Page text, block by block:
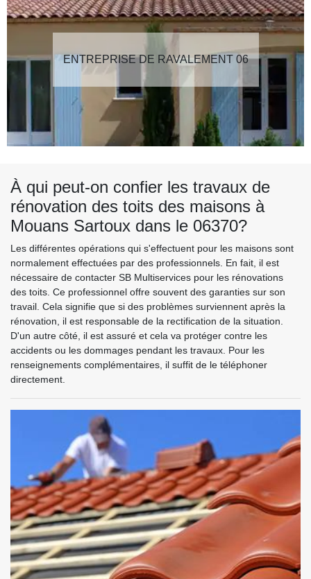
ENTREPRISE DE RAVALEMENT 06
À qui peut-on confier les travaux de
rénovation des toits des maisons à
Mouans Sartoux dans le 06370?
Les différentes opérations qui s'effectuent pour les maisons sont
normalement effectuées par des professionnels. En fait, il est
nécessaire de contacter SB Multiservices pour les rénovations
des toits. Ce professionnel offre souvent des garanties sur son
travail. Cela signifie que si des problèmes surviennent après la
rénovation, il est responsable de la rectification de la situation.
D'un autre côté, il est assuré et cela va protéger contre les
accidents ou les dommages pendant les travaux. Pour les
renseignements complémentaires, il suffit de le téléphoner
directement.